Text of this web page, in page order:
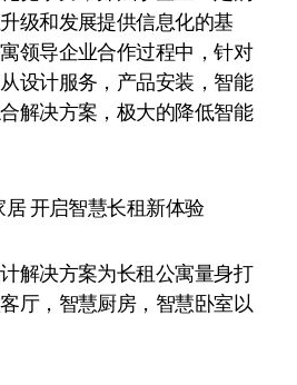
级和发展提供信息化的基
领导企业合作过程中，针对
设计服务，产品安装，智能
解决方案，极大的降低智能
解决方案为长租公寓量身打
厅，智慧厨房，智慧卧室以